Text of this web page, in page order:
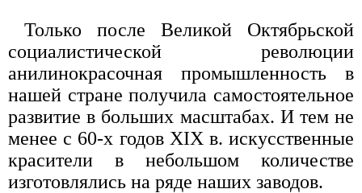
Только после Великой Октябрьской
социалистической революции
анилинокрасочная промышленность в
нашей стране получила самостоятельное
развитие в больших масштабах. И тем не
менее с 60-х годов XIX в. искусственные
красители в небольшом количестве
изготовлялись на ряде наших заводов.